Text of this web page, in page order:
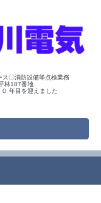
ス〇消防設備等点検業務
林187番地
年目を迎えました